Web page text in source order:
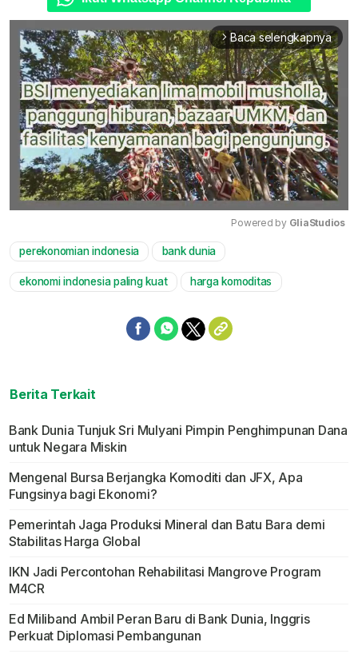
arrow_forward_ios Baca selengkapnya
Powered by GliaStudios
perekonomian indonesia bank dunia
ekonomi indonesia paling kuat harga komoditas
Berita Terkait
Bank Dunia Tunjuk Sri Mulyani Pimpin Penghimpunan Dana
untuk Negara Miskin
Mengenal Bursa Berjangka Komoditi dan JFX, Apa
Fungsinya bagi Ekonomi?
Pemerintah Jaga Produksi Mineral dan Batu Bara demi
Stabilitas Harga Global
IKN Jadi Percontohan Rehabilitasi Mangrove Program
M4CR
Ed Miliband Ambil Peran Baru di Bank Dunia, Inggris
Perkuat Diplomasi Pembangunan